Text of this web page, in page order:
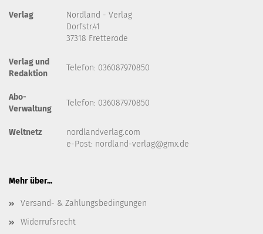
Verlag
Nordland - Verlag
Dorfstr.41
37318 Fretterode
Verlag und
Redaktion
Telefon: 036087970850
Abo-
Verwaltung
Telefon: 036087970850
Weltnetz
nordlandverlag.com
e-Post: nordland-verlag@gmx.de
Mehr über...
Versand- & Zahlungsbedingungen
Widerrufsrecht